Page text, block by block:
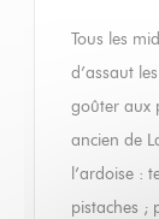
Tous les
d’assaut
goûter aux
ancien de
l’ardoise :
pistaches ;